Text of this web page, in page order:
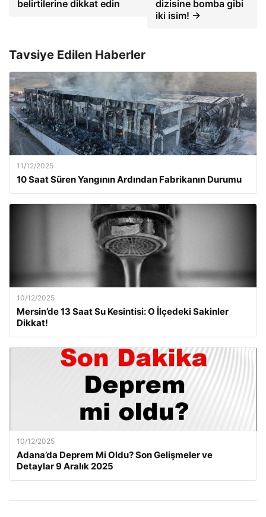
belirtilerine dikkat edin
dizisine bomba gibi
iki isim! →
Tavsiye Edilen Haberler
11/12/2025
10 Saat Süren Yangının Ardından Fabrikanın Durumu
10/12/2025
Mersin’de 13 Saat Su Kesintisi: O İlçedeki Sakinler
Dikkat!
10/12/2025
Adana’da Deprem Mi Oldu? Son Gelişmeler ve
Detaylar 9 Aralık 2025